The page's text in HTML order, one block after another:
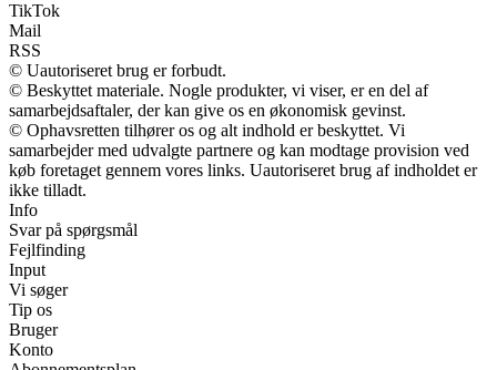
TikTok
Mail
RSS
© Uautoriseret brug er forbudt.
© Beskyttet materiale. Nogle produkter, vi viser, er en del af
samarbejdsaftaler, der kan give os en økonomisk gevinst.
© Ophavsretten tilhører os og alt indhold er beskyttet. Vi
samarbejder med udvalgte partnere og kan modtage provision ved
køb foretaget gennem vores links. Uautoriseret brug af indholdet er
ikke tilladt.
Info
Svar på spørgsmål
Fejlfinding
Input
Vi søger
Tip os
Bruger
Konto